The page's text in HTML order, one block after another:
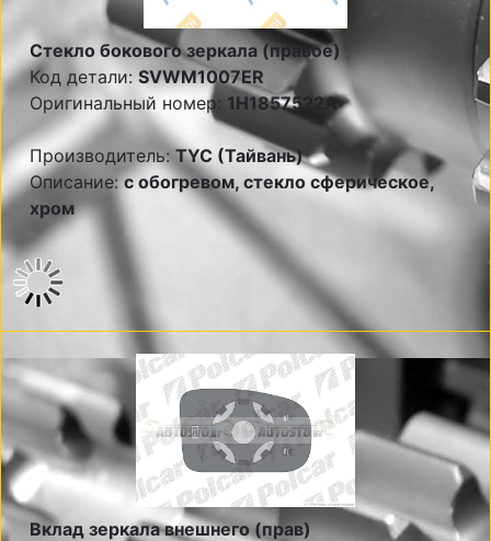
Стекло бокового зеркала (правое)
Код детали:SVWM1007ER
Оригинальный номер: 1H1857522A
Производитель:TYC (Тайвань)
Описание:с обогревом, стекло сферическое,
хром
Вклад зеркала внешнего (прав)